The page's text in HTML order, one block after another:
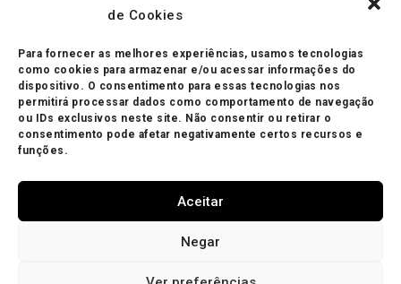
de Cookies
Para fornecer as melhores experiências, usamos tecnologias
como cookies para armazenar e/ou acessar informações do
dispositivo. O consentimento para essas tecnologias nos
permitirá processar dados como comportamento de navegação
ou IDs exclusivos neste site. Não consentir ou retirar o
consentimento pode afetar negativamente certos recursos e
funções.
Aceitar
Negar
Adesivos
Adesivo Holográfico Naruto
R$5.00
Política de Privacidade